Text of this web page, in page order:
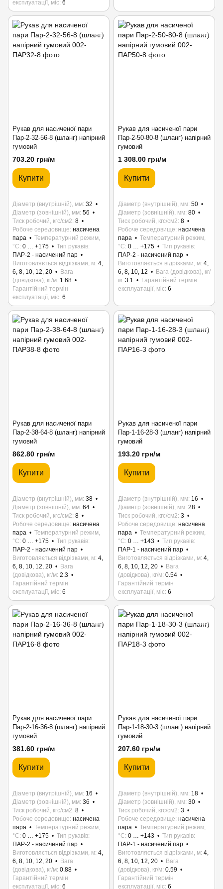
експлуатації, міс 6
Рукав для насиченої пари
Пар-2-32-56-8 (шланг) напірний
гумовий
703.20 грн/м
Купити
Діаметр (внутрішній), мм 32
Діаметр (зовнішній), мм 56
Тиск робочий, кгс/см2 8
Робоче середовище насичена
пара
Температурний режим,
°C 0 … +175
Тип рукавів
ПАР-2 - насичений пар
Виготовляється відрізками, м 4,
6, 8, 10, 12, 20
Вага
(довідкова), кг/м 1.68
Гарантійний термін
експлуатації, міс 6
Рукав для насиченої пари
Пар-2-50-80-8 (шланг) напірний
гумовий
1 308.00 грн/м
Купити
Діаметр (внутрішній), мм 50
Діаметр (зовнішній), мм 80
Тиск робочий, кгс/см2 8
Робоче середовище насичена
пара
Температурний режим,
°C 0 … +175
Тип рукавів
ПАР-2 - насичений пар
Виготовляється відрізками, м 4,
6, 8, 10, 12
Вага (довідкова), кг/
м 3.1
Гарантійний термін
експлуатації, міс 6
Рукав для насиченої пари
Пар-2-38-64-8 (шланг) напірний
гумовий
862.80 грн/м
Купити
Діаметр (внутрішній), мм 38
Діаметр (зовнішній), мм 64
Тиск робочий, кгс/см2 8
Робоче середовище насичена
пара
Температурний режим,
°C 0 … +175
Тип рукавів
ПАР-2 - насичений пар
Виготовляється відрізками, м 4,
6, 8, 10, 12, 20
Вага
(довідкова), кг/м 2.3
Гарантійний термін
експлуатації, міс 6
Рукав для насиченої пари
Пар-1-16-28-3 (шланг) напірний
гумовий
193.20 грн/м
Купити
Діаметр (внутрішній), мм 16
Діаметр (зовнішній), мм 28
Тиск робочий, кгс/см2 3
Робоче середовище насичена
пара
Температурний режим,
°C 0 … +143
Тип рукавів
ПАР-1 - насичений пар
Виготовляється відрізками, м 4,
6, 8, 10, 12, 20
Вага
(довідкова), кг/м 0.54
Гарантійний термін
експлуатації, міс 6
Рукав для насиченої пари
Пар-2-16-36-8 (шланг) напірний
гумовий
381.60 грн/м
Купити
Діаметр (внутрішній), мм 16
Діаметр (зовнішній), мм 36
Тиск робочий, кгс/см2 8
Робоче середовище насичена
пара
Температурний режим,
°C 0 … +175
Тип рукавів
ПАР-2 - насичений пар
Виготовляється відрізками, м 4,
6, 8, 10, 12, 20
Вага
(довідкова), кг/м 0.88
Гарантійний термін
експлуатації, міс 6
Рукав для насиченої пари
Пар-1-18-30-3 (шланг) напірний
гумовий
207.60 грн/м
Купити
Діаметр (внутрішній), мм 18
Діаметр (зовнішній), мм 30
Тиск робочий, кгс/см2 3
Робоче середовище насичена
пара
Температурний режим,
°C 0 … +143
Тип рукавів
ПАР-1 - насичений пар
Виготовляється відрізками, м 4,
6, 8, 10, 12, 20
Вага
(довідкова), кг/м 0.59
Гарантійний термін
експлуатації, міс 6